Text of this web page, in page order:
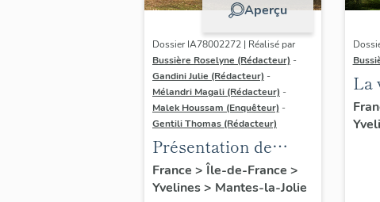
Aperçu
Dossier IA78002272 | Réalisé par
Bussière Roselyne (Rédacteur) -
Gandini Julie (Rédacteur) -
Mélandri Magali (Rédacteur) -
Malek Houssam (Enquêteur) -
Gentili Thomas (Rédacteur)
Présentation de
l'étude
France > Île-de-France >
Yvelines> Mantes-la-Jolie
La